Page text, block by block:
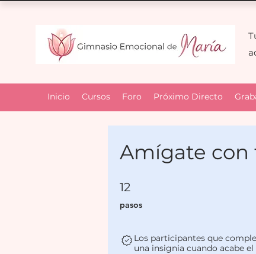
Inicio Cursos Foro Próximo Directo
Amígate
12
pasos
12 pasos
Los participantes que
una insignia cuando acabe